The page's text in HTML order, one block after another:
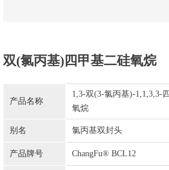
双(氯丙基)四甲基二硅氧烷
产品名称
1,3-双(3-氯丙基)-1,1,3,3-
氧烷
别名 氯丙基双封头
产品牌号 ChangFu® BCL12